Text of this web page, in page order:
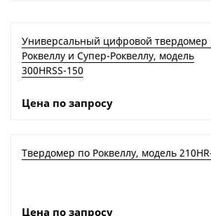
Универсальный цифровой твердомер
Роквеллу и Супер-Роквеллу, модель
300HRSS-150
Цена по запросу
Твердомер по Роквеллу, модель
Цена по запросу